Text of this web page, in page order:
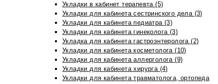
Укладки в кабинет терапевта (5)
Укладки для кабинета сестринского дела (3)
Укладки для кабинета педиатра (3)
Укладки для кабинета гинеколога (3)
Укладка для кабинета гастроэнтеролога (2)
Укладки для кабинета косметолога (10)
Укладки для кабинета аллерголога (9)
Укладки для кабинета хирурга (4)
Укладки для кабинета травматолога, ортопеда